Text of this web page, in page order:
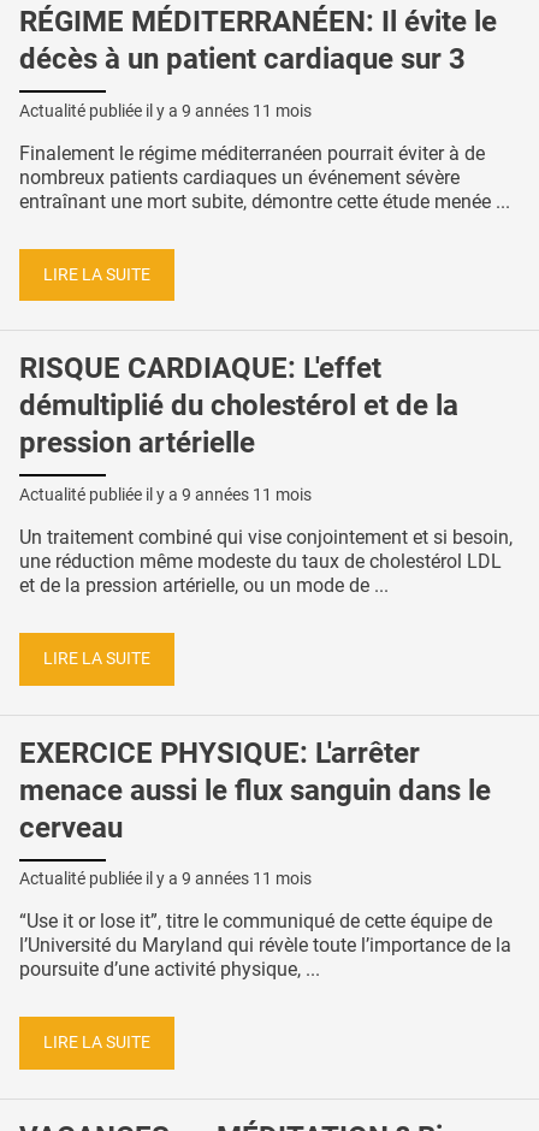
RÉGIME MÉDITERRANÉEN: Il évite le
décès à un patient cardiaque sur 3
Actualité publiée il y a 9 années 11 mois
Finalement le régime méditerranéen pourrait éviter à de
nombreux patients cardiaques un événement sévère
entraînant une mort subite, démontre cette étude menée ...
LIRE LA SUITE
RISQUE CARDIAQUE: L'effet
démultiplié du cholestérol et de la
pression artérielle
Actualité publiée il y a 9 années 11 mois
Un traitement combiné qui vise conjointement et si besoin,
une réduction même modeste du taux de cholestérol LDL
et de la pression artérielle, ou un mode de ...
LIRE LA SUITE
EXERCICE PHYSIQUE: L'arrêter
menace aussi le flux sanguin dans le
cerveau
Actualité publiée il y a 9 années 11 mois
“Use it or lose it”, titre le communiqué de cette équipe de
l’Université du Maryland qui révèle toute l’importance de la
poursuite d’une activité physique, ...
LIRE LA SUITE